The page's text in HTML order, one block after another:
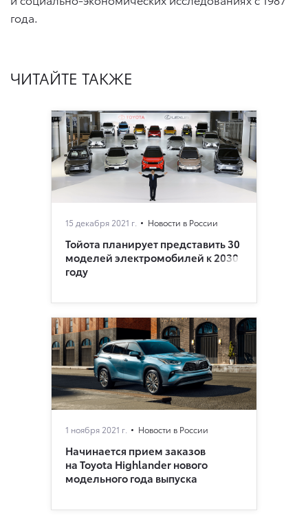
года.
ЧИТАЙТЕ ТАКЖЕ
15 декабря 2021 г. Новости в России
Тойота планирует представить 30
моделей электромобилей к 2030
году
1 ноября 2021 г. Новости в России
Начинается прием заказов
на Toyota Highlander нового
модельного года выпуска